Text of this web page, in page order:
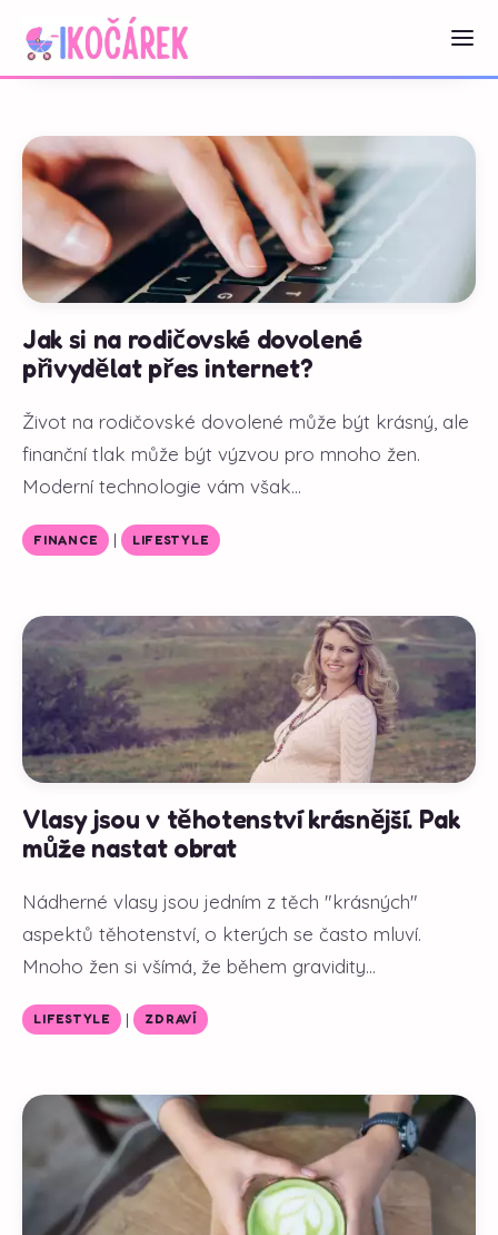
Jak si na rodičovské dovolené
přivydělat přes internet?
Život na rodičovské dovolené může být krásný, ale
finanční tlak může být výzvou pro mnoho žen.
Moderní technologie vám však...
FINANCE | LIFESTYLE
Vlasy jsou v těhotenství krásnější. Pak
může nastat obrat
Nádherné vlasy jsou jedním z těch "krásných"
aspektů těhotenství, o kterých se často mluví.
Mnoho žen si všímá, že během gravidity...
LIFESTYLE | ZDRAVÍ